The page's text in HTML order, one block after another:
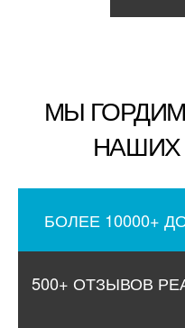
МЫ
НАШИХ
БОЛЕЕ 10000+
500+ ОТЗЫВОВ